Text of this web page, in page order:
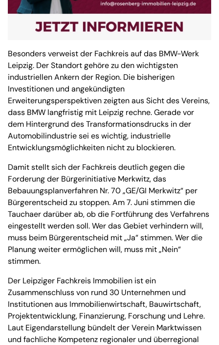
Besonders verweist der Fachkreis auf das BMW-Werk
Leipzig. Der Standort gehöre zu den wichtigsten
industriellen Ankern der Region. Die bisherigen
Investitionen und angekündigten
Erweiterungsperspektiven zeigten aus Sicht des Vereins,
dass BMW langfristig mit Leipzig rechne. Gerade vor
dem Hintergrund des Transformationsdrucks in der
Automobilindustrie sei es wichtig, industrielle
Entwicklungsmöglichkeiten nicht zu blockieren.
Damit stellt sich der Fachkreis deutlich gegen die
Forderung der Bürgerinitiative Merkwitz, das
Bebauungsplanverfahren Nr. 70 „GE/GI Merkwitz“ per
Bürgerentscheid zu stoppen. Am 7. Juni stimmen die
Tauchaer darüber ab, ob die Fortführung des Verfahrens
eingestellt werden soll. Wer das Gebiet verhindern will,
muss beim Bürgerentscheid mit „Ja“ stimmen. Wer die
Planung weiter ermöglichen will, muss mit „Nein“
stimmen.
Der Leipziger Fachkreis Immobilien ist ein
Zusammenschluss von rund 30 Unternehmen und
Institutionen aus Immobilienwirtschaft, Bauwirtschaft,
Projektentwicklung, Finanzierung, Forschung und Lehre.
Laut Eigendarstellung bündelt der Verein Marktwissen
und fachliche Kompetenz regionaler und überregional